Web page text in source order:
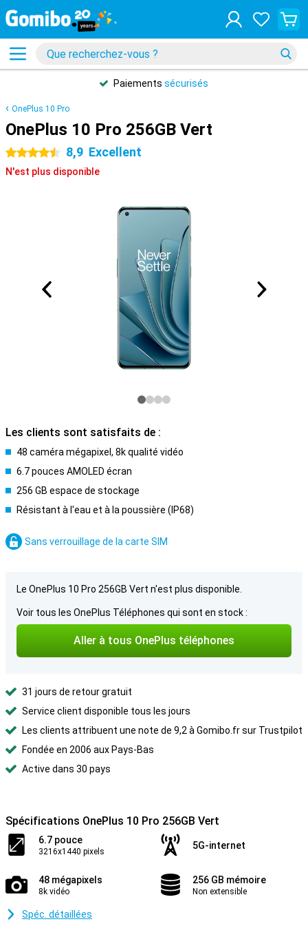
Paiements sécurisés
OnePlus 10 Pro
OnePlus 10 Pro 256GB Vert
4.5 étoiles 8,9 Excellent
N'est plus disponible
Les clients sont satisfaits de :
48 caméra mégapixel, 8k qualité vidéo
6.7 pouces AMOLED écran
256 GB espace de stockage
Résistant à l'eau et à la poussière (IP68)
Sans verrouillage de la carte SIM
Le OnePlus 10 Pro 256GB Vert n'est plus disponible.
Voir tous les OnePlus Téléphones qui sont en stock :
Aller à tous OnePlus téléphones
31 jours de retour gratuit
Service client disponible tous les jours
Les clients attribuent une note de 9,2 à Gomibo.fr sur Trustpilot
Fondée en 2006 aux Pays-Bas
Active dans 30 pays
Spécifications OnePlus 10 Pro 256GB Vert
6.7 pouce
3216x1440 pixels
5G-internet
48 mégapixels
8k vidéo
256 GB mémoire
Non extensible
Spéc. détaillées